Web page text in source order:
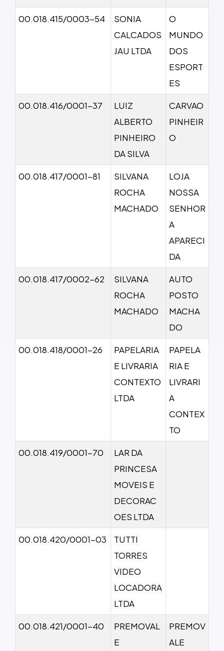
00.018.415/0003-54
SONIA
CALCADOS
JAU LTDA
O
MUNDO
DOS
ESPORT
ES
00.018.416/0001-37
LUIZ
ALBERTO
PINHEIRO
DA SILVA
CARVAO
PINHEIR
O
00.018.417/0001-81
SILVANA
ROCHA
MACHADO
LOJA
NOSSA
SENHOR
A
APARECI
DA
00.018.417/0002-62
SILVANA
ROCHA
MACHADO
AUTO
POSTO
MACHA
DO
00.018.418/0001-26
PAPELARIA
E LIVRARIA
CONTEXTO
LTDA
PAPELA
RIA E
LIVRARI
A
CONTEX
TO
00.018.419/0001-70
LAR DA
PRINCESA
MOVEIS E
DECORAC
OES LTDA
00.018.420/0001-03
TUTTI
TORRES
VIDEO
LOCADORA
LTDA
00.018.421/0001-40
PREMOVAL
E
PREMOV
ALE